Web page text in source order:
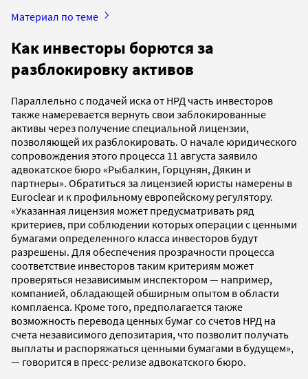
Материал по теме
Как инвесторы борются за
разблокировку активов
Параллельно с подачей иска от НРД часть инвесторов
также намеревается вернуть свои заблокированные
активы через получение специальной лицензии,
позволяющей их разблокировать. О начале юридического
сопровождения этого процесса 11 августа заявило
адвокатское бюро «Рыбалкин, Горцунян, Дякин и
партнеры». Обратиться за лицензией юристы намерены в
Euroclear и к профильному европейскому регулятору.
«Указанная лицензия может предусматривать ряд
критериев, при соблюдении которых операции с ценными
бумагами определенного класса инвесторов будут
разрешены. Для обеспечения прозрачности процесса
соответствие инвесторов таким критериям может
проверяться независимым инспектором — например,
компанией, обладающей обширным опытом в области
комплаенса. Кроме того, предполагается также
возможность перевода ценных бумаг со счетов НРД на
счета независимого депозитария, что позволит получать
выплаты и распоряжаться ценными бумагами в будущем»,
— говорится в пресс-релизе адвокатского бюро.